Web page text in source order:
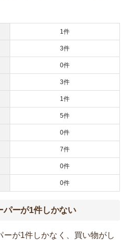
1件
3件
0件
3件
1件
5件
0件
7件
0件
0件
パーが1件しかない
が1件しかなく、買い物がし